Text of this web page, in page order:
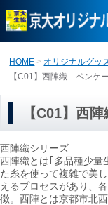
HOME オリジナルグッ
【C01】西陣織 ペンケ
【C01】西
西陣織シリーズ
西陣織とは｢多品種少量
た糸を使って複雑で美
えるプロセスがあり、
徴。西陣とは京都市北